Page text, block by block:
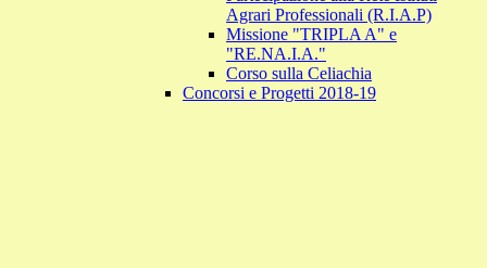
Agrari Professionali (R.I.A.P)
Missione "TRIPLA A" e
"RE.NA.I.A."
Corso sulla Celiachia
Concorsi e Progetti 2018-19